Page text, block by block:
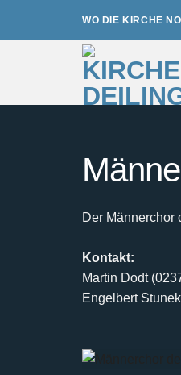
WO DIE KIRCHE
Der Männerchor
Kontakt:
Martin Dodt
Engelbert